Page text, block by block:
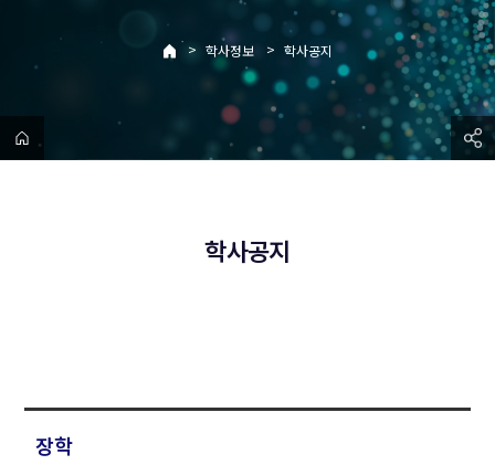
> 학사정보 > 학사공지
학사공지
장학